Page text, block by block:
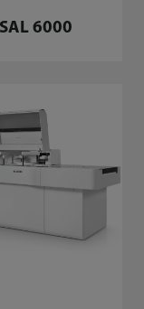
SAL 6000